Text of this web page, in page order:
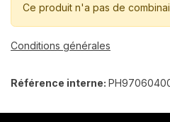
Ce produit n'a pas de
Conditions générales
Référence interne: